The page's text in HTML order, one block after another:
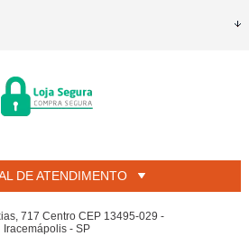
DE ATENDIMENTO
717 Centro CEP 13495-029 -
Iracemápolis - SP